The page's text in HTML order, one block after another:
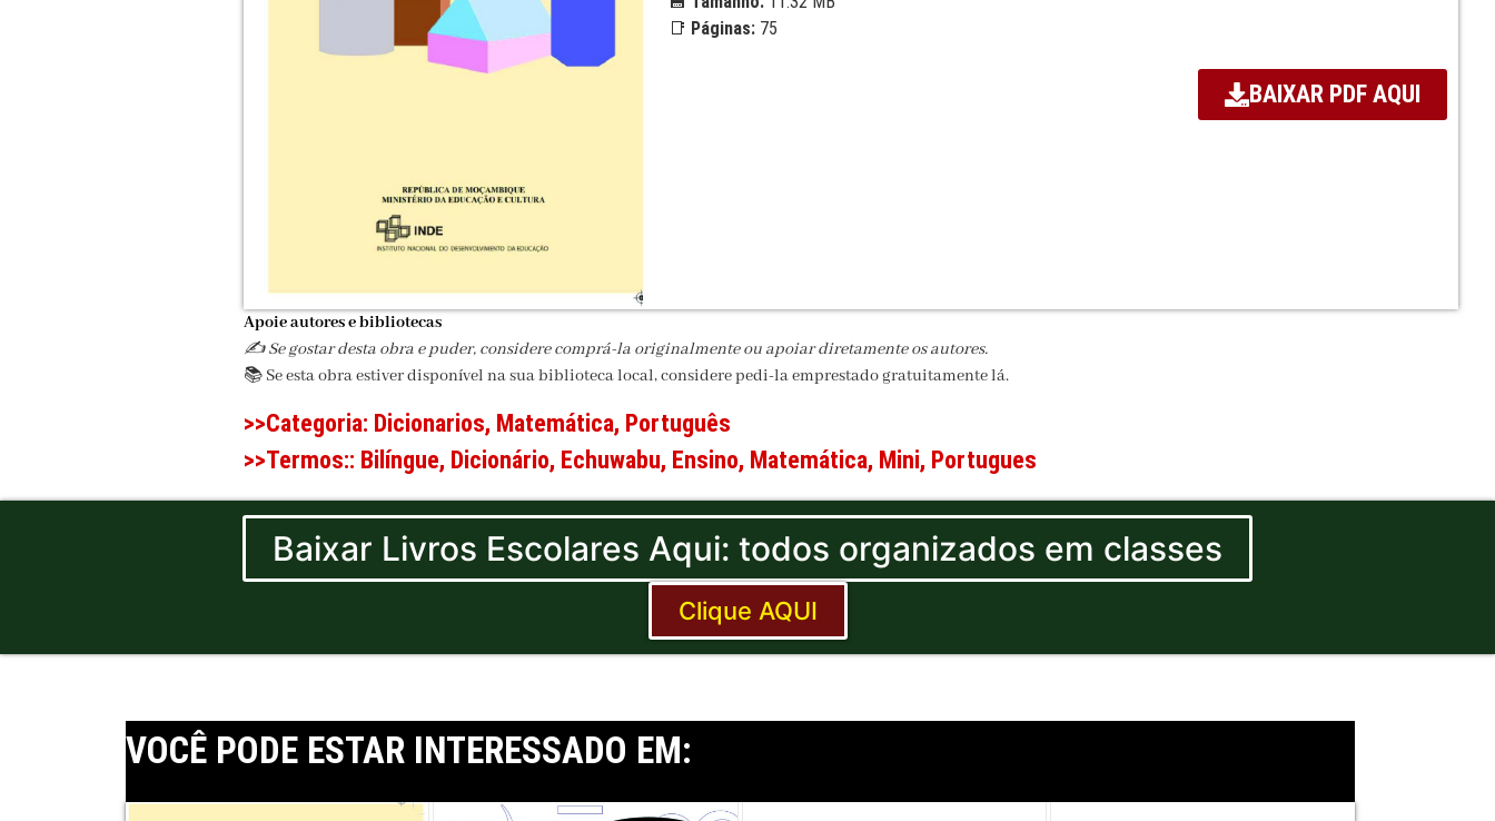
📑 Páginas:75
BAIXAR PDF AQUI
Apoie autores e bibliotecas
✍️ Se gostar desta obra e puder, considere comprá-la originalmente ou apoiar diretamente os autores.
📚 Se esta obra estiver disponível na sua biblioteca local, considere pedi-la emprestado gratuitamente lá.
>>Categoria: Dicionarios, Matemática, Português
>>Termos:: Bilíngue, Dicionário, Echuwabu, Ensino, Matemática, Mini, Portugues
Baixar Livros Escolares Aqui: todos organizados em classes
Clique AQUI
VOCÊ PODE ESTAR INTERESSADO EM: